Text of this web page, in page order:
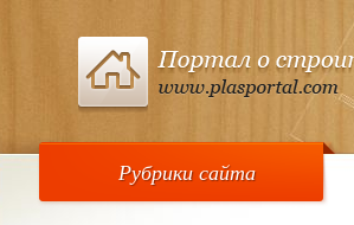
Рубрики сайта